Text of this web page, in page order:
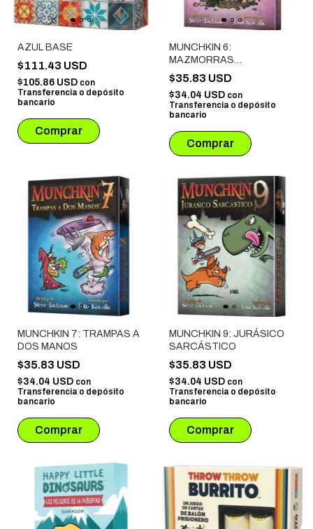
AZUL BASE
$111.43 USD
$105.86 USD con
Transferencia o depósito
bancario
MUNCHKIN 6:
MAZMORRAS
MAJARETAS
$35.83 USD
$34.04 USD con
Transferencia o depósito
bancario
MUNCHKIN 7: TRAMPAS A
DOS MANOS
$35.83 USD
$34.04 USD con
Transferencia o depósito
bancario
MUNCHKIN 9: JURÁSICO
SARCÁSTICO
$35.83 USD
$34.04 USD con
Transferencia o depósito
bancario